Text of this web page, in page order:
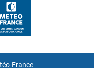
France